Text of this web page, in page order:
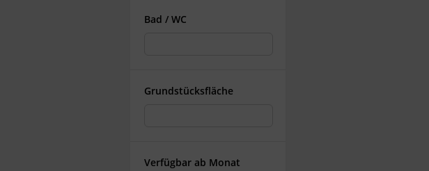
Bad / WC
Grundstücksfläche
Verfügbar ab Monat